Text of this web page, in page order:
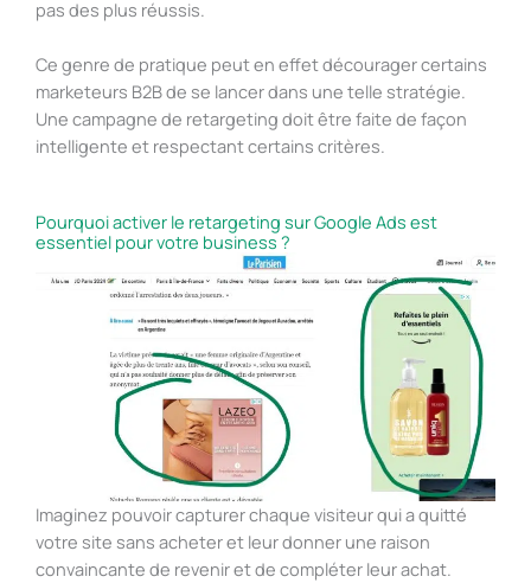
pas des plus réussis.
Ce genre de pratique peut en effet décourager certains
marketeurs B2B de se lancer dans une telle stratégie.
Une campagne de retargeting doit être faite de façon
intelligente et respectant certains critères.
Pourquoi activer le retargeting sur Google Ads est
essentiel pour votre business ?
Imaginez pouvoir capturer chaque visiteur qui a quitté
votre site sans acheter et leur donner une raison
convaincante de revenir et de compléter leur achat.